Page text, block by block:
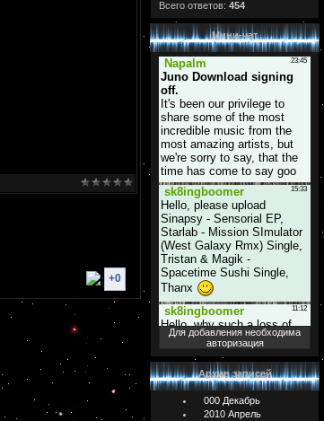
+0
Всего ответов: 454
Мини-чат
Для добавления необходима
авторизация
Архив записей
000 Декабрь
2010 Апрель